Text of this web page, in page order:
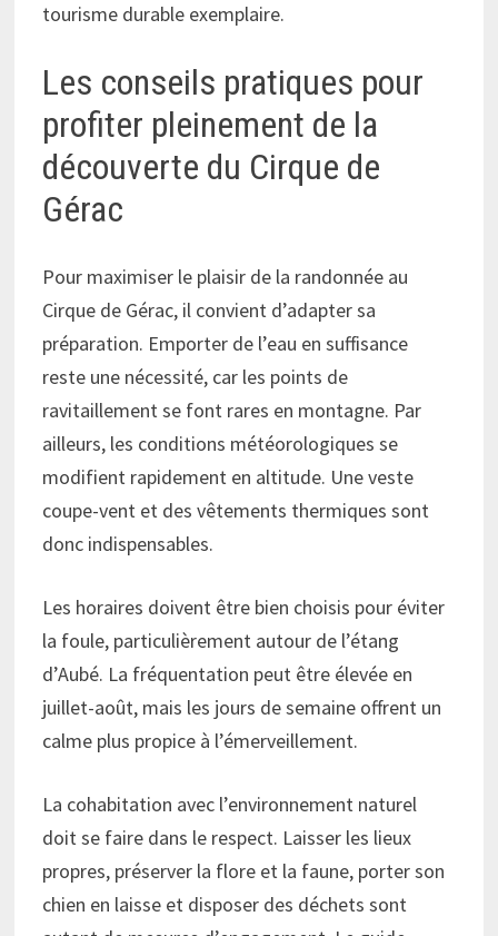
tourisme durable exemplaire.
Les conseils pratiques pour
profiter pleinement de la
découverte du Cirque de
Gérac
Pour maximiser le plaisir de la randonnée au
Cirque de Gérac, il convient d’adapter sa
préparation. Emporter de l’eau en suffisance
reste une nécessité, car les points de
ravitaillement se font rares en montagne. Par
ailleurs, les conditions météorologiques se
modifient rapidement en altitude. Une veste
coupe-vent et des vêtements thermiques sont
donc indispensables.
Les horaires doivent être bien choisis pour éviter
la foule, particulièrement autour de l’étang
d’Aubé. La fréquentation peut être élevée en
juillet-août, mais les jours de semaine offrent un
calme plus propice à l’émerveillement.
La cohabitation avec l’environnement naturel
doit se faire dans le respect. Laisser les lieux
propres, préserver la flore et la faune, porter son
chien en laisse et disposer des déchets sont